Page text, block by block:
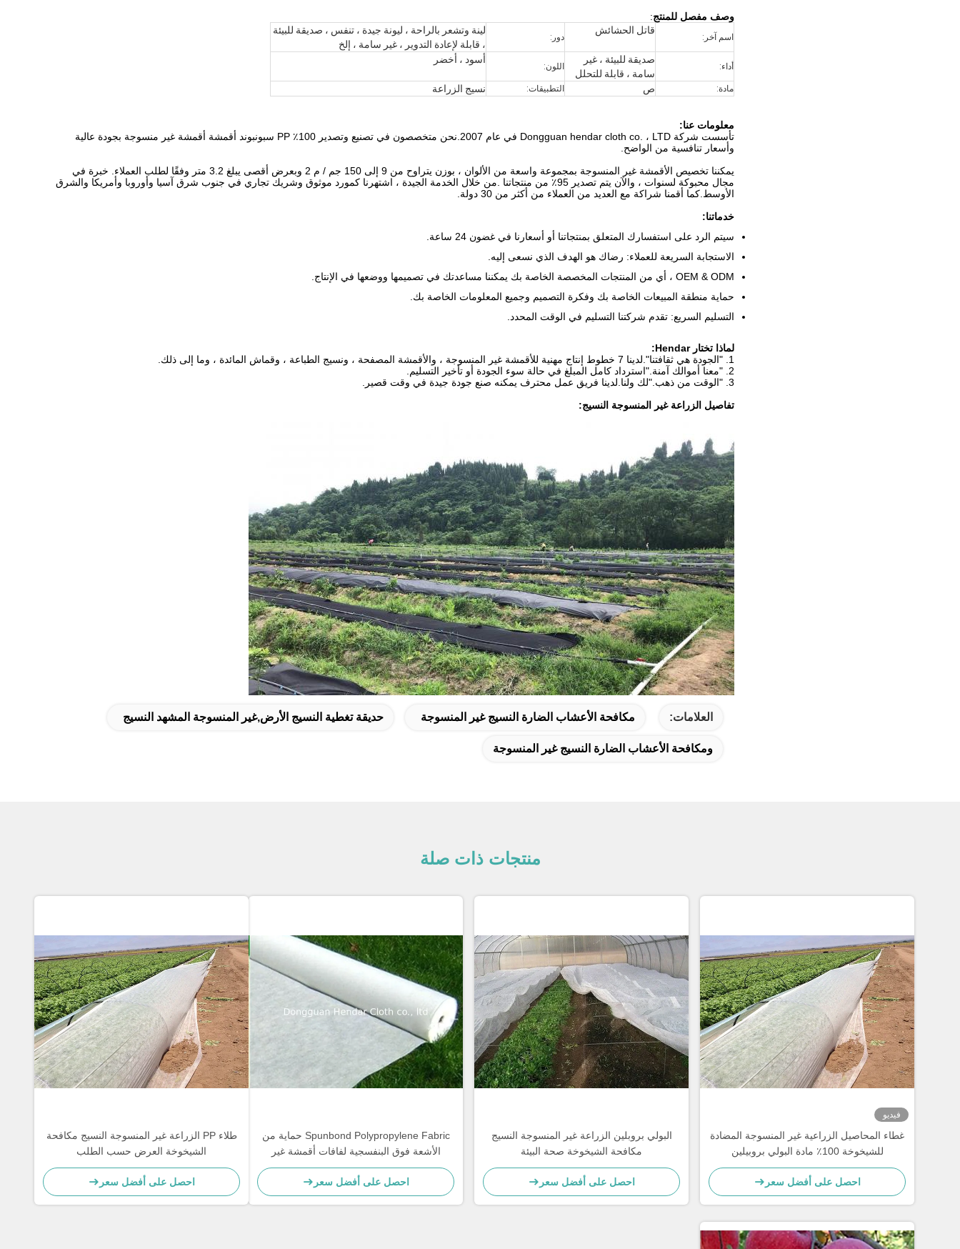
وصف مفصل للمنتج:
اسم آخر:
قاتل الحشائش
دور:
لينة وتشعر بالراحة ، ليونة جيدة ، تنفس ، صديقة للبيئة
، قابلة لإعادة التدوير ، غير سامة ، إلخ
أداء:
صديقة للبيئة ، غير
سامة ، قابلة للتحلل
اللون:
أسود ، أخضر
مادة: ص التطبيقات: نسيج الزراعة
معلومات عنا:
تأسست شركة Dongguan hendar cloth co. ، LTD في عام 2007.
نحن متخصصون في تصنيع وتصدير 100٪ PP سبونبوند أقمشة أقمشة غير منسوجة بجودة عالية
وأسعار تنافسية من الواضح.
يمكننا تخصيص الأقمشة غير المنسوجة بمجموعة واسعة من الألوان ، بوزن يتراوح من 9 إلى 150 جم / م 2 وبعرض أقصى يبلغ 3.2 متر وفقًا لطلب العملاء. خبرة في
مجال محبوكة لسنوات ، والآن يتم تصدير 95٪ من منتجاتنا .من خلال الخدمة الجيدة ، اشتهرنا كمورد موثوق وشريك تجاري في جنوب شرق آسيا وأوروبا وأمريكا والشرق
الأوسط.كما أقمنا شراكة مع العديد من العملاء من أكثر من 30 دولة.
خدماتنا:
سيتم الرد على استفسارك المتعلق بمنتجاتنا أو أسعارنا في غضون 24 ساعة.
الاستجابة السريعة للعملاء: رضاك ​​هو الهدف الذي نسعى إليه.
OEM & ODM ، أي من المنتجات المخصصة الخاصة بك يمكننا مساعدتك في تصميمها ووضعها في الإنتاج.
حماية منطقة المبيعات الخاصة بك وفكرة التصميم وجميع المعلومات الخاصة بك.
التسليم السريع: تقدم شركتنا التسليم في الوقت المحدد.
لماذا تختار Hendar:
1. "الجودة هي ثقافتنا".لدينا 7 خطوط إنتاج مهنية للأقمشة غير المنسوجة ، والأقمشة المصفحة ، ونسيج الطباعة ، وقماش المائدة ، وما إلى ذلك.
2. "معنا أموالك آمنة."استرداد كامل المبلغ في حالة سوء الجودة أو تأخير التسليم.
3. "الوقت من ذهب."لك ولنا.لدينا فريق عمل محترف يمكنه صنع جودة جيدة في وقت قصير.
تفاصيل الزراعة غير المنسوجة النسيج:
العلامات: مكافحة الأعشاب الضارة النسيج غير المنسوجة حديقة تغطية النسيج الأرض,غير المنسوجة المشهد النسيج
ومكافحة الأعشاب الضارة النسيج غير المنسوجة
منتجات ذات صلة
فيديو
غطاء المحاصيل الزراعية غير المنسوجة المضادة
للشيخوخة 100٪ مادة البولي بروبيلين
احصل على أفضل سعر
البولي بروبلين الزراعة غير المنسوجة النسيج
مكافحة الشيخوخة صحة البيئة
احصل على أفضل سعر
Spunbond Polypropylene Fabric حماية من
الأشعة فوق البنفسجية لفافات أقمشة غير
منسوجة
احصل على أفضل سعر
طلاء PP الزراعة غير المنسوجة النسيج مكافحة
الشيخوخة العرض حسب الطلب
احصل على أفضل سعر